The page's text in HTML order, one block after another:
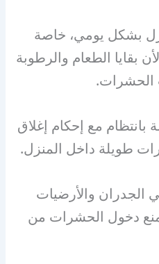
بشكل يومي، خاصة
بقايا الطعام والرطوبة
الحشرات.
مع إحكام إغلاق
طويلة داخل المنزل.
والأرضيات
دخول الحشرات من